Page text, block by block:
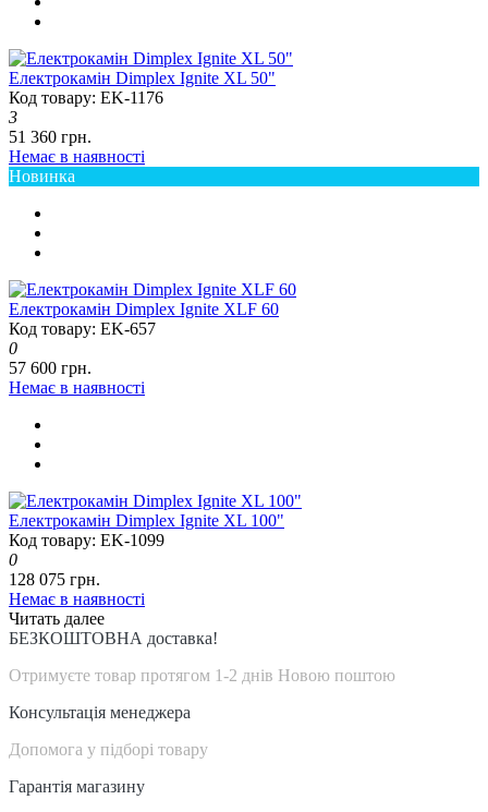
Електрокамін Dimplex Ignite XL 50"
Код товару: EK-1176
3
51 360 грн.
Немає в наявності
Новинка
Електрокамін Dimplex Ignite XLF 60
Код товару: EK-657
0
57 600 грн.
Немає в наявності
Електрокамін Dimplex Ignite XL 100"
Код товару: EK-1099
0
128 075 грн.
Немає в наявності
Читать далее
БЕЗКОШТОВНА доставка!
Отримуєте товар протягом 1-2 днів Новою поштою
Консультація менеджера
Допомога у підборі товару
Гарантія магазину